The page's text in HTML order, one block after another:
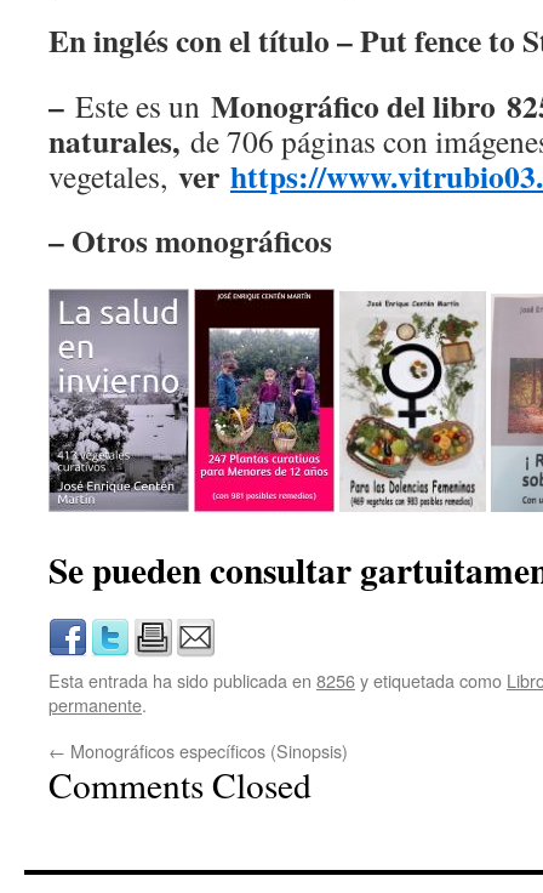
En inglés con el título – Put fence to
– Este es un Monográfico del libro
naturales, de 706 páginas con
vegetales, ver https://
– Otros monográficos
Se pueden consultar
Esta entrada ha sido publicada en 8256y etiquetada como
permanente.
← Monográficos específicos (Sinopsis)
Comments Closed